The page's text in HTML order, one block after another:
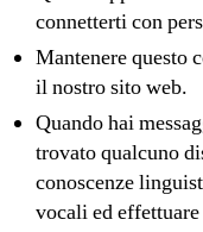
connetterti con
Mantenere questo
il nostro sito web.
Quando hai
trovato qualcuno
conoscenze
vocali ed